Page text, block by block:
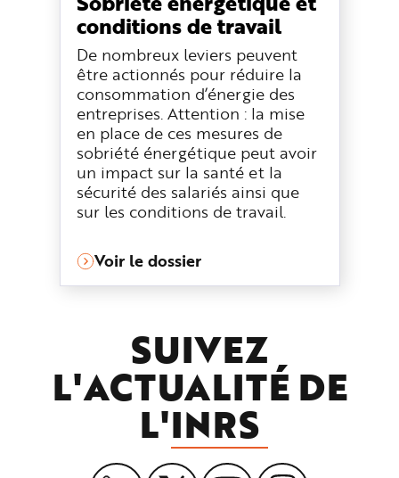
conditions de travail
De nombreux leviers peuvent
être actionnés pour réduire la
consommation d’énergie des
entreprises. Attention : la mise
en place de ces mesures de
sobriété énergétique peut avoir
un impact sur la santé et la
sécurité des salariés ainsi que
sur les conditions de travail.
Voir le dossier
SUIVEZ
L'ACTUALITÉ DE
L'INRS